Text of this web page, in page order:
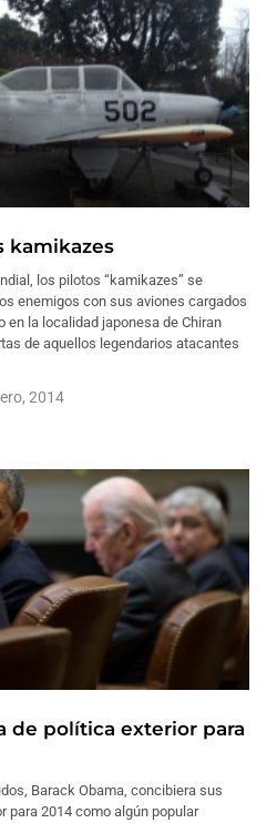
kamikazes
los pilotos “kamikazes” se
enemigos con sus aviones cargados
en la localidad japonesa de Chiran
de aquellos legendarios atacantes
2014
de política exterior para
Barack Obama, concibiera sus
para 2014 como algún popular